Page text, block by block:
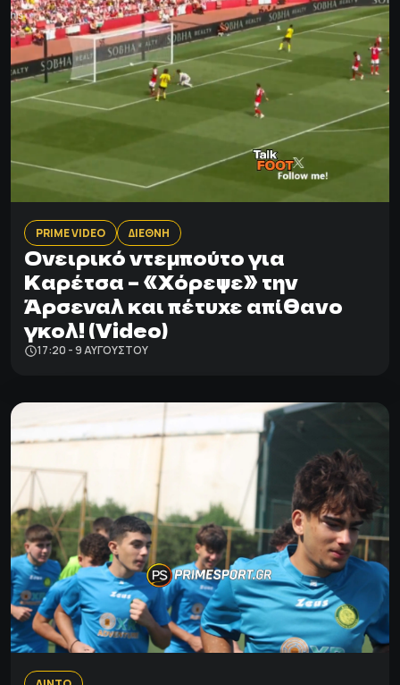
PRIME VIDEO ΔΙΕΘΝΗ
Ονειρικό ντεμπούτο για
Καρέτσα – «Χόρεψε» την
Άρσεναλ και πέτυχε απίθανο
γκολ! (Video)
17:20 - 9 ΑΥΓΟΎΣΤΟΥ